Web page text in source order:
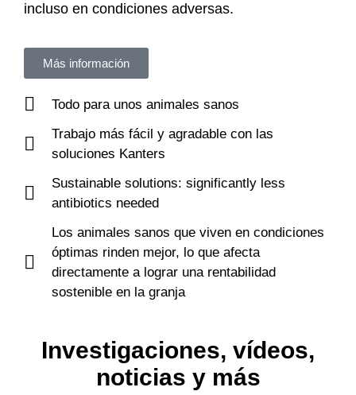
incluso en condiciones adversas.
Más información
Todo para unos animales sanos
Trabajo más fácil y agradable con las
soluciones Kanters
Sustainable solutions: significantly less
antibiotics needed
Los animales sanos que viven en condiciones
óptimas rinden mejor, lo que afecta
directamente a lograr una rentabilidad
sostenible en la granja
Investigaciones, vídeos,
noticias y más